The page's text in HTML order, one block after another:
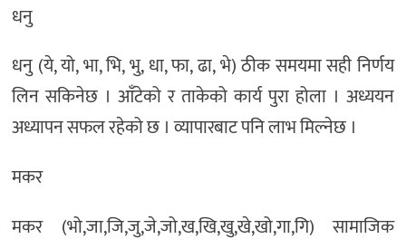
धनु
धनु (ये, यो, भा, भि, भु, धा, फा, ढा, भे) ठीक समयमा सही निर्णय
लिन सकिनेछ । आँटेको र ताकेको कार्य पुरा होला । अध्ययन
अध्यापन सफल रहेको छ । व्यापारबाट पनि लाभ मिल्नेछ ।
मकर
मकर (भो,जा,जि,जु,जे,जो,ख,खि,खु,खे,खो,गा,गि) सामाजिक